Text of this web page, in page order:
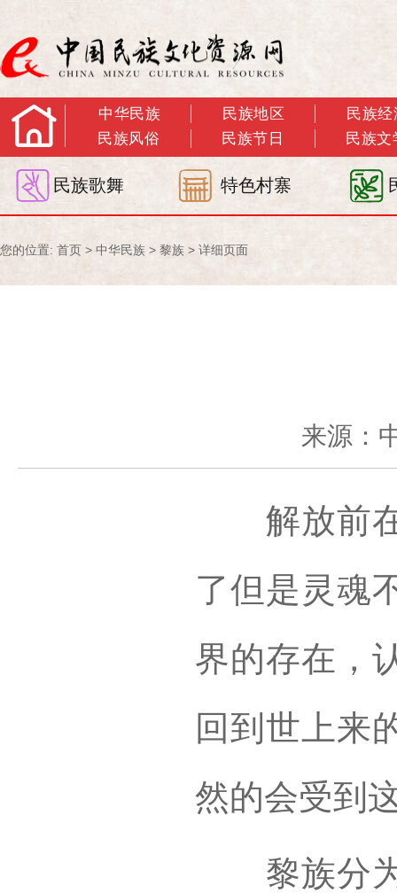
中华民族 民族地区
民族经
民族风俗
民族节日 民族文
民族歌舞 特色村寨
您的位置: 首页 > 中华民族 > 黎族 > 详细页面
来源：
解放前在
了但是灵魂
界的存在，
回到世上来
然的会受到
黎族分为